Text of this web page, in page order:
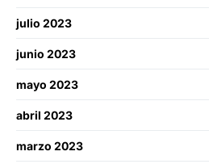
julio 2023
junio 2023
mayo 2023
abril 2023
marzo 2023